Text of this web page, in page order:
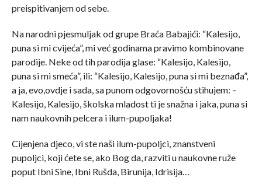
preispitivanjem od sebe.
Na narodni pjesmuljak od grupe Braća Babajići: “Kalesijo,
puna si mi cvijeća”, mi već godinama pravimo kombinovane
parodije. Neke od tih parodija glase: “Kalesijo, Kalesijo,
puna si mi smeća”, ili: “Kalesijo, Kalesijo, puna si mi beznađa”,
a ja, evo,ovdje i sada, sa punom odgovornošću stihujem: –
Kalesijo, Kalesijo, školska mladost ti je snažna i jaka, puna si
nam naukovnih pelcera i ilum-pupoljaka!
Cijenjena djeco, vi ste naši ilum-pupoljci, znanstveni
pupoljci, koji ćete se, ako Bog da, razviti u naukovne ruže
poput Ibni Sine, Ibni Rušda, Birunija, Idrisija…